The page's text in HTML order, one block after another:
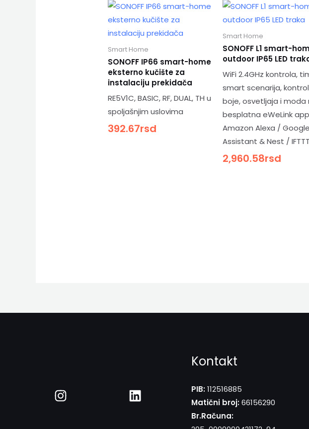
Smart Home
SONOFF IP66 smart-home
eksterno kučište za
instalaciju prekidača
RE5V1C, BASIC, RF, DUAL, TH u
spoljašnjim uslovima
392.67rsd
Smart Home
SONOFF L1 smart-
outdoor IP65 LED
WiFi 2.4GHz kontrola,
smart scenarija,
boje, osvetljaja i moda
besplatna eWeLink
Amazon Alexa / Google
Assistant & Nest / IFTTT
2,960.58rsd
Kontakt
PIB:112516885
Matični broj:66156290
Br.Računa: